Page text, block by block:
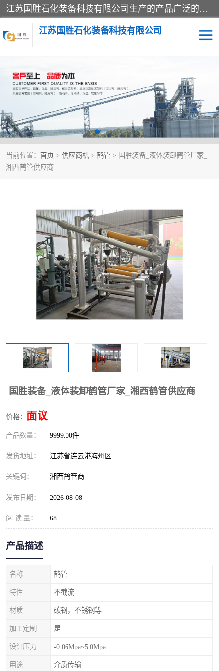
江苏国胜石化装备科技有限公司生产的产品广泛的应用于石油、石化等行业中，产品种类齐全，其中包括装卸鹤管、汽车鹤管、火车鹤管、装车鹤管、卸车鹤管、上装鹤管、下装鹤管、lng鹤管、发油鹤管、液氨鹤管、液化气鹤管等，我们生产的产品质量上乘，价格实惠，服务好，买鹤管就到国胜石化装备！
江苏国胜石化装备科技有限公司
当前位置： 首页 > 供应商机 > 鹤管 > 国胜装备_液体装卸鹤管厂家_
湘西鹤管供应商
国胜装备_液体装卸鹤管厂家_湘西鹤管供应商
价格： 面议
产品数量： 9999.00件
发货地址： 江苏省连云港海州区
关键词： 湘西鹤管商
发布日期： 2026-08-08
阅 读 量： 68
产品描述
名称 鹤管
特性 不截流
材质 碳钢，不锈钢等
加工定制 是
设计压力 -0.06Mpa~5.0Mpa
用途 介质传输
输油臂 鹤管活动梯